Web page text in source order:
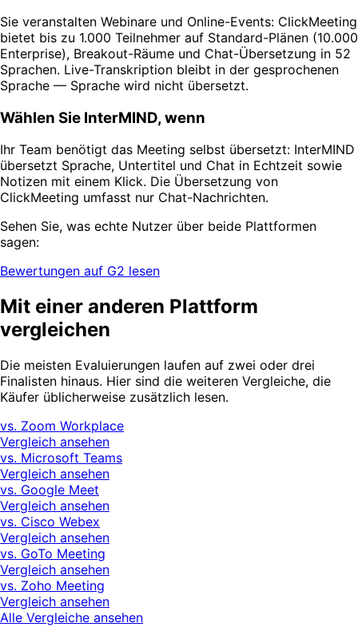
Sie veranstalten Webinare und Online-Events: ClickMeeting
bietet bis zu 1.000 Teilnehmer auf Standard-Plänen (10.000
Enterprise), Breakout-Räume und Chat-Übersetzung in 52
Sprachen. Live-Transkription bleibt in der gesprochenen
Sprache — Sprache wird nicht übersetzt.
Wählen Sie InterMIND, wenn
Ihr Team benötigt das Meeting selbst übersetzt: InterMIND
übersetzt Sprache, Untertitel und Chat in Echtzeit sowie
Notizen mit einem Klick. Die Übersetzung von
ClickMeeting umfasst nur Chat-Nachrichten.
Sehen Sie, was echte Nutzer über beide Plattformen
sagen:
Bewertungen auf G2 lesen
Mit einer anderen Plattform
vergleichen
Die meisten Evaluierungen laufen auf zwei oder drei
Finalisten hinaus. Hier sind die weiteren Vergleiche, die
Käufer üblicherweise zusätzlich lesen.
vs. Zoom Workplace
Vergleich ansehen
vs. Microsoft Teams
Vergleich ansehen
vs. Google Meet
Vergleich ansehen
vs. Cisco Webex
Vergleich ansehen
vs. GoTo Meeting
Vergleich ansehen
vs. Zoho Meeting
Vergleich ansehen
Alle Vergleiche ansehen